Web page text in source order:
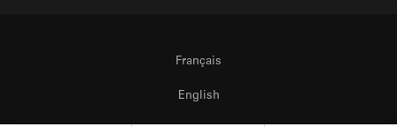
Français
English